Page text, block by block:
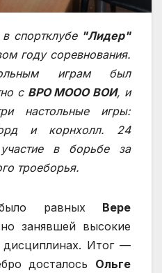
спортклубе "Лидер"
году соревнования.
играм был
с ВРО МООО ВОИ, и
настольные игры:
и корнхолл. 24
участие в борьбе за
троеборья.
равных Вере
занявшей высокие
Итог —
досталось Ольге